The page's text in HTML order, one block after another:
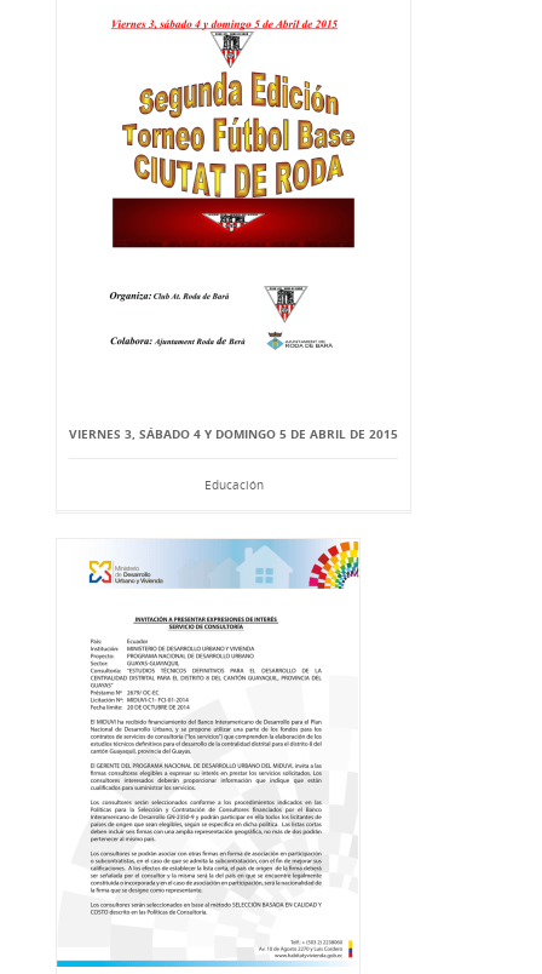
VIERNES 3, SÁBADO 4 Y DOMINGO 5 DE ABRIL DE 2015
Educación